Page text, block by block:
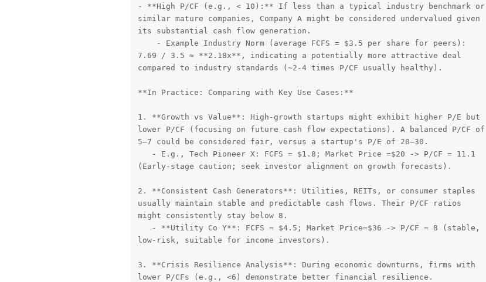
- **High P/CF (e.g., < 10):** If less than a typical industry benchmark or
similar mature companies, Company A might be considered undervalued given
its substantial cash flow generation.
    - Example Industry Norm (average FCFS = $3.5 per share for peers):
7.69 / 3.5 ≈ **2.18x**, indicating a potentially more attractive deal
compared to industry standards (~2-4 times P/CF usually healthy).
**In Practice: Comparing with Key Use Cases:**
1. **Growth vs Value**: High-growth startups might exhibit higher P/E but
lower P/CF (focusing on future cash flow expectations). A balanced P/CF of
5–7 could be considered fair, versus a startup's P/E of 20–30.
   - E.g., Tech Pioneer X: FCFS = $1.8; Market Price =$20 -> P/CF = 11.1
(Early-stage caution; seek investor alignment on growth forecasts).
2. **Consistent Cash Generators**: Utilities, REITs, or consumer staples
usually maintain stable and predictable cash flows. Their P/CF ratios
might consistently stay below 8.
   - **Utility Co Y**: FCFS = $4.5; Market Price=$36 -> P/CF = 8 (stable,
low-risk, suitable for income investors).
3. **Crisis Resilience Analysis**: During economic downturns, firms with
lower P/CFs (e.g., <6) demonstrate better financial resilience.